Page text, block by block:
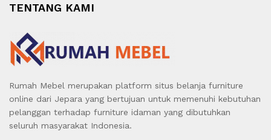
TENTANG KAMI
Rumah Mebel merupakan platform situs belanja furniture
online dari Jepara yang bertujuan untuk memenuhi kebutuhan
pelanggan terhadap furniture idaman yang dibutuhkan
seluruh masyarakat Indonesia.